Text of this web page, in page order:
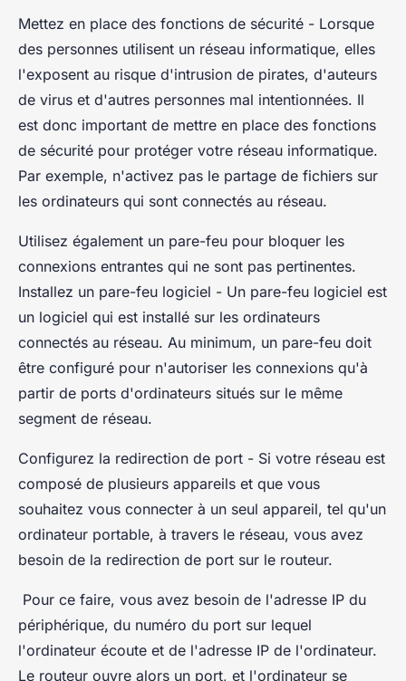
Mettez en place des fonctions de sécurité - Lorsque
des personnes utilisent un réseau informatique, elles
l'exposent au risque d'intrusion de pirates, d'auteurs
de virus et d'autres personnes mal intentionnées. Il
est donc important de mettre en place des fonctions
de sécurité pour protéger votre réseau informatique.
Par exemple, n'activez pas le partage de fichiers sur
les ordinateurs qui sont connectés au réseau.
Utilisez également un pare-feu pour bloquer les
connexions entrantes qui ne sont pas pertinentes.
Installez un pare-feu logiciel - Un pare-feu logiciel est
un logiciel qui est installé sur les ordinateurs
connectés au réseau. Au minimum, un pare-feu doit
être configuré pour n'autoriser les connexions qu'à
partir de ports d'ordinateurs situés sur le même
segment de réseau.
Configurez la redirection de port - Si votre réseau est
composé de plusieurs appareils et que vous
souhaitez vous connecter à un seul appareil, tel qu'un
ordinateur portable, à travers le réseau, vous avez
besoin de la redirection de port sur le routeur.
Pour ce faire, vous avez besoin de l'adresse IP du
périphérique, du numéro du port sur lequel
l'ordinateur écoute et de l'adresse IP de l'ordinateur.
Le routeur ouvre alors un port, et l'ordinateur se